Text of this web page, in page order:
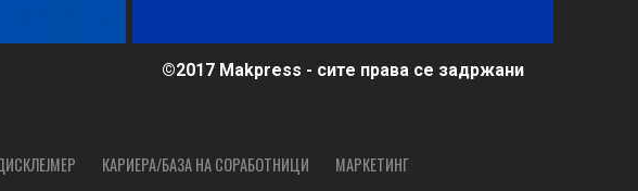
©2017 Makpress - сите права се задржани
КАРИЕРА/БАЗА НА СОРАБОТНИЦИ МАРКЕТИНГ